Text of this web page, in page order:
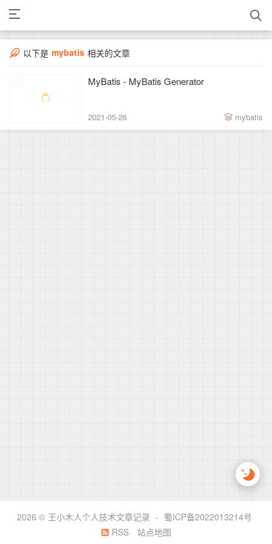
以下是 mybatis 相关的文章
MyBatis - MyBatis Generator
2021-05-26 mybatis
2026 © 王小木人个人技术文章记录 - 蜀ICP备2022013214号
RSS
站点地图